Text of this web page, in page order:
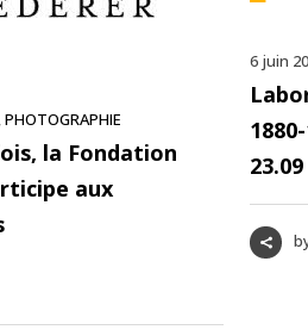
6 juin
,PHOTOGRAPHIE
la Fondation
aux